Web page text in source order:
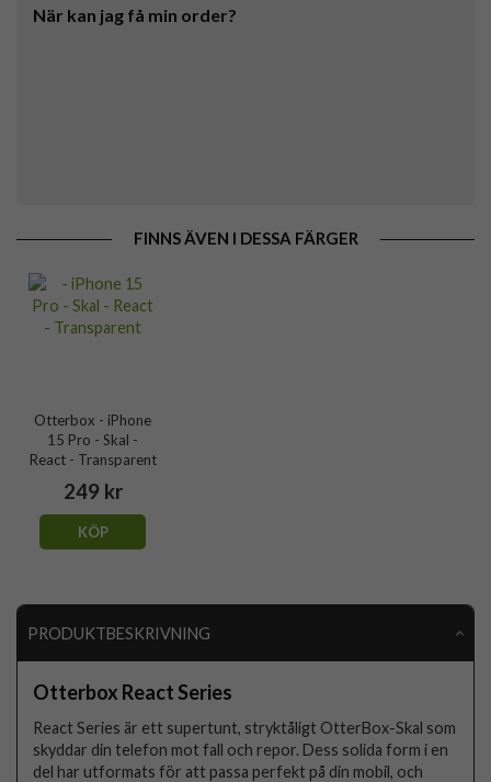
När kan jag få min order?
FINNS ÄVEN I DESSA FÄRGER
Otterbox - iPhone
15 Pro - Skal -
React - Transparent
249 kr
KÖP
PRODUKTBESKRIVNING
Otterbox React Series
React Series är ett supertunt, stryktåligt OtterBox-Skal som
skyddar din telefon mot fall och repor. Dess solida form i en
del har utformats för att passa perfekt på din mobil, och